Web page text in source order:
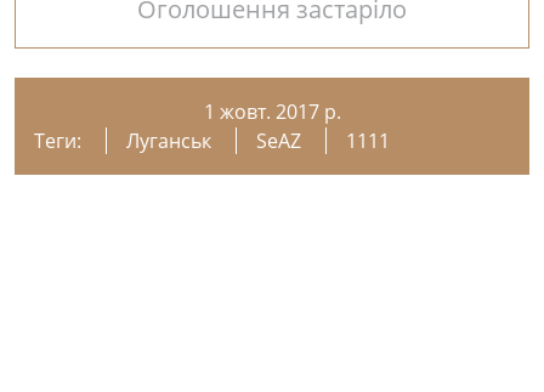
Оголошення застаріло
1 жовт. 2017 р.
Теги:
Луганськ SeAZ 1111